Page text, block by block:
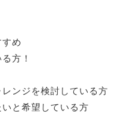
め
方！
レンジを検討している方
いと希望している方